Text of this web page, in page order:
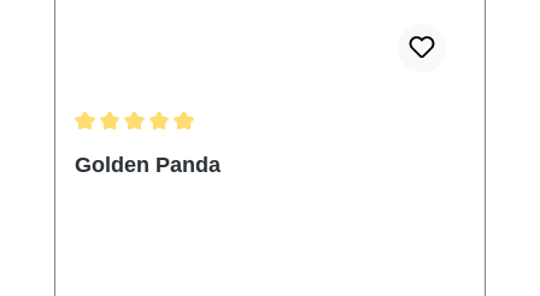
Golden Panda